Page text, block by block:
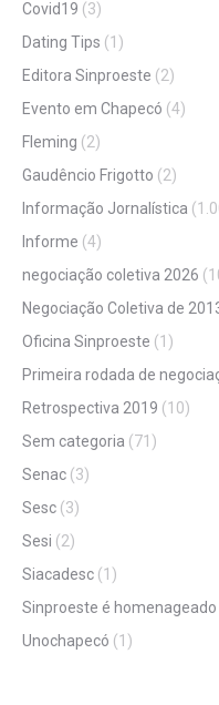
Covid19 (3)
Dating Tips (1)
Editora Sinproeste (2)
Evento em Chapecó (4)
Fleming (2)
Gaudêncio Frigotto (2)
Informação Jornalística
Informe (4)
negociação coletiva 2026
Negociação Coletiva de
Oficina Sinproeste (1)
Primeira rodada de
Retrospectiva 2019 (10)
Sem categoria (71)
Senac (3)
Sesc (3)
Sesi (2)
Siacadesc (1)
Sinproeste é homenageado
Unochapecó (1)